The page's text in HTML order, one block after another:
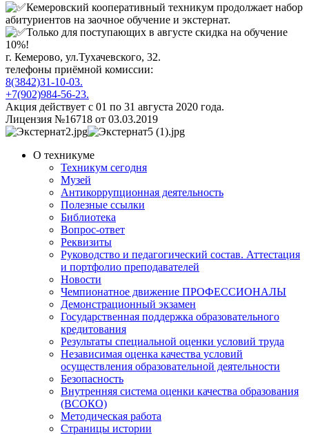
Кемеровский кооперативный техникум продолжает набор
абитуриентов на заочное обучение и экстернат.
Только для поступающих в августе скидка на обучение
10%!
г. Кемерово, ул.Тухачевского, 32.
телефоны приёмной комиссии:
8(3842)31-10-03.
+7(902)984-56-23.
Акция действует с 01 по 31 августа 2020 года.
Лицензия №16718 от 03.03.2019
О техникуме
Техникум сегодня
Музей
Антикоррупционная деятельность
Полезные ссылки
Библиотека
Вопрос-ответ
Реквизиты
Руководство и педагогический состав. Аттестация
и портфолио преподавателей
Новости
Чемпионатное движение ПРОФЕССИОНАЛЫ
Демонстрационный экзамен
Государственная поддержка образовательного
кредитования
Результаты специальной оценки условий труда
Независимая оценка качества условий
осуществления образовательной деятельности
Безопасность
Внутренняя система оценки качества образования
(ВСОКО)
Методическая работа
Страницы истории